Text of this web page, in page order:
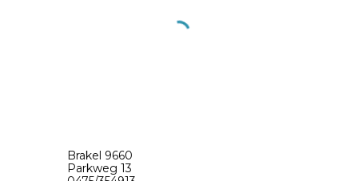
Brakel 9660
Parkweg 13